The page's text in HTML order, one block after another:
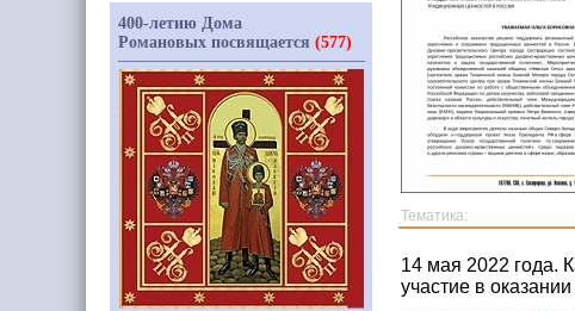
Тематика:
14 мая 2022 года.
участие в
400-летию Дома
Романовых посвящается (577)